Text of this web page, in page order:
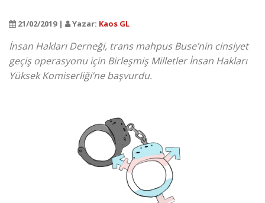
21/02/2019 | Yazar: Kaos GL
İnsan Hakları Derneği, trans mahpus Buse’nin cinsiyet
geçiş operasyonu için Birleşmiş Milletler İnsan Hakları
Yüksek Komiserliği’ne başvurdu.